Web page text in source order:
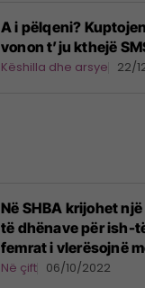
A i pëlqeni?
vonon t’ju kthejë
Këshilla dhe arsye 22/
Në SHBA krijohet
të dhënave për ish-
femrat i vlerësojnë
cilët kanë dalë
Në çift 06/10/2022